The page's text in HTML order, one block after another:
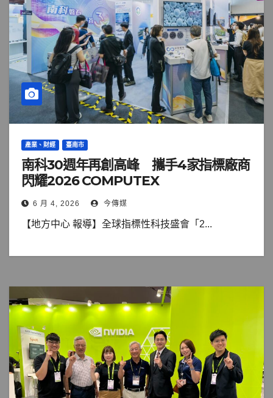
產業、財經 臺南市
南科30週年再創高峰 攜手4家指標廠商
閃耀2026 COMPUTEX
6 月 4, 2026 今傳媒
【地方中心 報導】全球指標性科技盛會「2...